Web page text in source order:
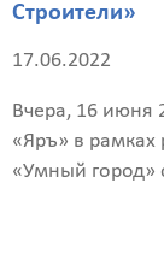
Строители»
17.06.2022
Вчера, 16 июня
«Яръ» в
«Умный город»